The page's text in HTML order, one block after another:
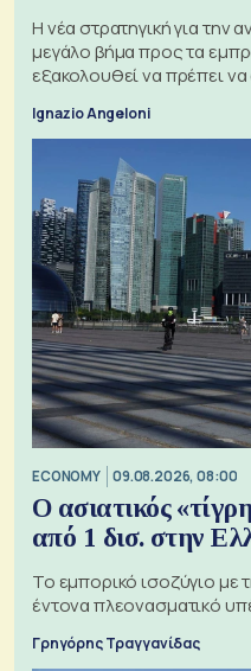
Η νέα στρατηγική για την
μεγάλο βήμα προς τα
εξακολουθεί να πρέπει
Ignazio Angeloni
ECONOMY 09.08.2026, 08:00
Ο ασιατικός
από 1 δισ. στην
Το εμπορικό ισοζύγιο με
έντονα πλεονασματικό
Γρηγόρης Τραγγανίδας